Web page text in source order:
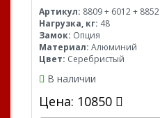
Артикул: 8809 + 6012 + 8852
Нагрузка, кг: 48
Замок: Опция
Материал: Алюминий
Цвет: Серебристый
В наличии
Цена: 10850